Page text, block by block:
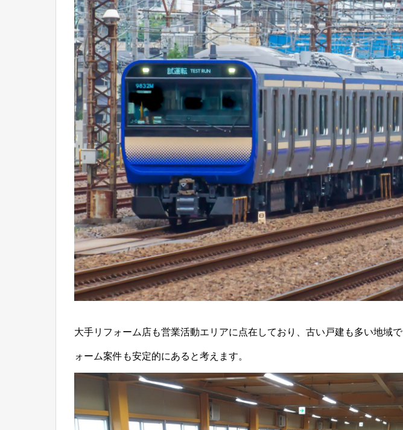
大手リフォーム店も営業活動エリアに点在しており、古い戸建も多い地域
ォーム案件も安定的にあると考えます。